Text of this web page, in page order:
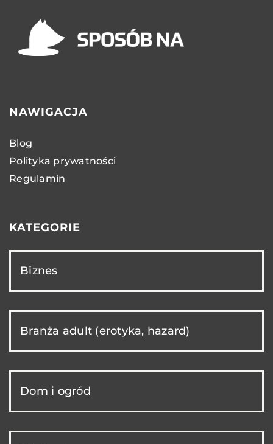
NAWIGACJA
Blog
Polityka prywatności
Regulamin
KATEGORIE
Biznes
Branża adult (erotyka, hazard)
Dom i ogród